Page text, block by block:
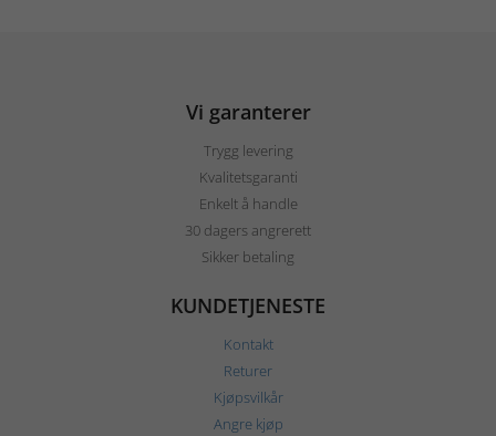
Vi garanterer
Trygg levering
Kvalitetsgaranti
Enkelt å handle
30 dagers angrerett
Sikker betaling
KUNDETJENESTE
Kontakt
Returer
Kjøpsvilkår
Angre kjøp